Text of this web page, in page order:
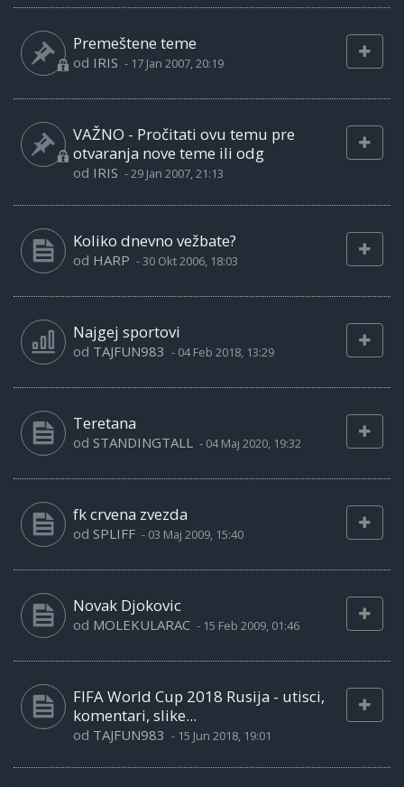
Premeštene teme
od IRIS - 17 Jan 2007, 20:19
VAŽNO - Pročitati ovu temu pre
otvaranja nove teme ili odg
od IRIS -29 Jan 2007, 21:13
Koliko dnevno vežbate?
od HARP -30 Okt 2006, 18:03
Najgej sportovi
od TAJFUN983 - 04 Feb 2018, 13:29
Teretana
od STANDINGTALL - 04 Maj 2020, 19:32
fk crvena zvezda
od SPLIFF - 03 Maj 2009, 15:40
Novak Djokovic
od MOLEKULARAC - 15 Feb 2009, 01:46
FIFA World Cup 2018 Rusija - utisci,
komentari, slike...
od TAJFUN983 - 15 Jun 2018, 19:01